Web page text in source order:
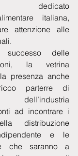
dedicato
italiana,
attenzione alle
delle
la vetrina
presenza anche
parterre di
ad incontrare i
distribuzione
e le
che saranno a